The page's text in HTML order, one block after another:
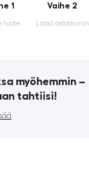
1
tuote
Vaihe 2
Lisää ostoskoriin
myöhemmin ­–
tahtiisi!